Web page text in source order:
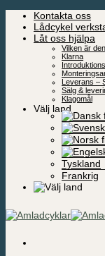
Skip
content
Kontakta oss
Lådcykel
Låt oss hjälpa
Vilken är
Klarna
Leverans –
Sälg &
Klagomål
Välj land
Tyskland
Frankrig